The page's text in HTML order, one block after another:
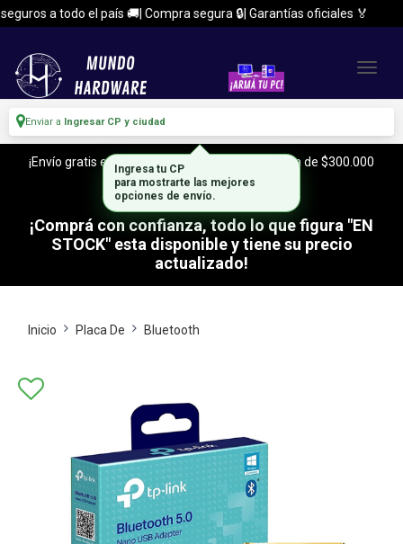
a todo el país 🚚| Compra segura 🔒| Garantías oficiales 🏅
Enviar a Ingresar CP y ciudad
¡Envío gratis en CABA y Zona Sur, con tu compra de $300.000
o mas!
¡Comprá con confianza, todo lo que figura "EN
STOCK" esta disponible y tiene su precio
actualizado!
Inicio Placa De Bluetooth
Ingresa tu CP
para mostrarte las mejores
opciones de envío.